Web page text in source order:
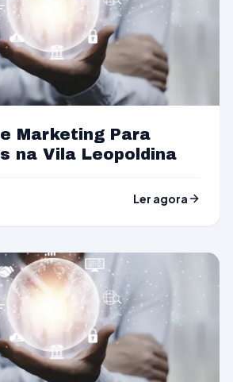
Marketing Para
na Vila Leopoldina
Ler agora